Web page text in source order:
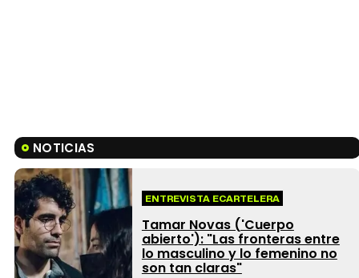
NOTICIAS
ENTREVISTA ECARTELERA
Tamar Novas ('Cuerpo
abierto'): "Las fronteras entre
lo masculino y lo femenino no
son tan claras"